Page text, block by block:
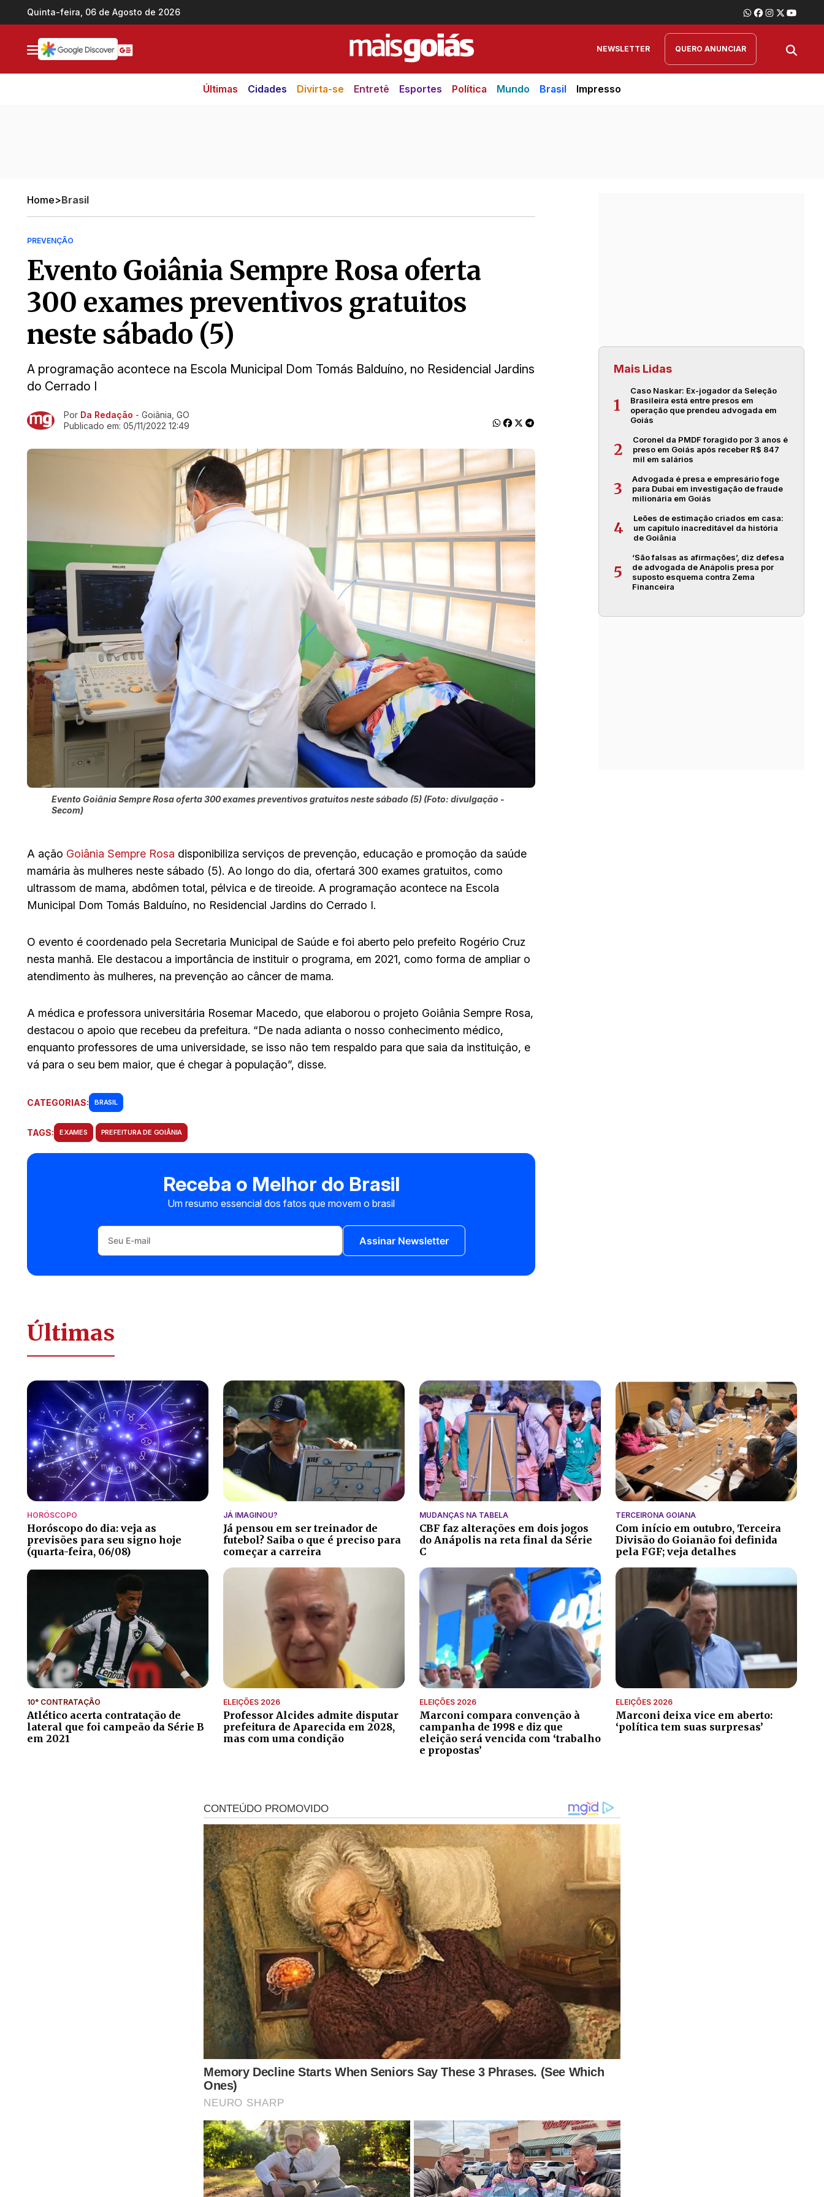
Ir direto pro conteúdo
Quinta-feira, 06 de Agosto de 2026
NEWSLETTER QUERO ANUNCIAR
Últimas Cidades Divirta-se Entretê Esportes Política Mundo Brasil Impresso
Home>Brasil
PREVENÇÃO
Evento Goiânia Sempre Rosa oferta
300 exames preventivos gratuitos
neste sábado (5)
A programação acontece na Escola Municipal Dom Tomás Balduíno, no Residencial Jardins
do Cerrado I
Ir direto pra matéria
Por Da Redação - Goiânia, GO
Publicado em: 05/11/2022 12:49
Evento Goiânia Sempre Rosa oferta 300 exames preventivos gratuitos neste sábado (5) (Foto: divulgação -
Secom)
A ação Goiânia Sempre Rosa disponibiliza serviços de prevenção, educação e promoção da saúde
mamária às mulheres neste sábado (5). Ao longo do dia, ofertará 300 exames gratuitos, como
ultrassom de mama, abdômen total, pélvica e de tireoide. A programação acontece na Escola
Municipal Dom Tomás Balduíno, no Residencial Jardins do Cerrado I.
O evento é coordenado pela Secretaria Municipal de Saúde e foi aberto pelo prefeito Rogério Cruz
nesta manhã. Ele destacou a importância de instituir o programa, em 2021, como forma de ampliar o
atendimento às mulheres, na prevenção ao câncer de mama.
A médica e professora universitária Rosemar Macedo, que elaborou o projeto Goiânia Sempre Rosa,
destacou o apoio que recebeu da prefeitura. “De nada adianta o nosso conhecimento médico,
enquanto professores de uma universidade, se isso não tem respaldo para que saia da instituição, e
vá para o seu bem maior, que é chegar à população”, disse.
CATEGORIAS: BRASIL
TAGS: EXAMES PREFEITURA DE GOIÂNIA
Receba o Melhor do Brasil
Um resumo essencial dos fatos que movem o brasil
Assinar Newsletter
Mais Lidas
1
Caso Naskar: Ex-jogador da Seleção
Brasileira está entre presos em
operação que prendeu advogada em
Goiás
2
Coronel da PMDF foragido por 3 anos é
preso em Goiás após receber R$ 847
mil em salários
3
Advogada é presa e empresário foge
para Dubai em investigação de fraude
milionária em Goiás
4
Leões de estimação criados em casa:
um capítulo inacreditável da história
de Goiânia
5
‘São falsas as afirmações’, diz defesa
de advogada de Anápolis presa por
suposto esquema contra Zema
Financeira
Últimas
HORÓSCOPO
Horóscopo do dia: veja as
previsões para seu signo hoje
(quarta-feira, 06/08)
JÁ IMAGINOU?
Já pensou em ser treinador de
futebol? Saiba o que é preciso para
começar a carreira
MUDANÇAS NA TABELA
CBF faz alterações em dois jogos
do Anápolis na reta final da Série
C
TERCEIRONA GOIANA
Com início em outubro, Terceira
Divisão do Goianão foi definida
pela FGF; veja detalhes
10° CONTRATAÇÃO
Atlético acerta contratação de
lateral que foi campeão da Série B
em 2021
ELEIÇÕES 2026
Professor Alcides admite disputar
prefeitura de Aparecida em 2028,
mas com uma condição
ELEIÇÕES 2026
Marconi compara convenção à
campanha de 1998 e diz que
eleição será vencida com ‘trabalho
e propostas’
ELEIÇÕES 2026
Marconi deixa vice em aberto:
‘política tem suas surpresas’